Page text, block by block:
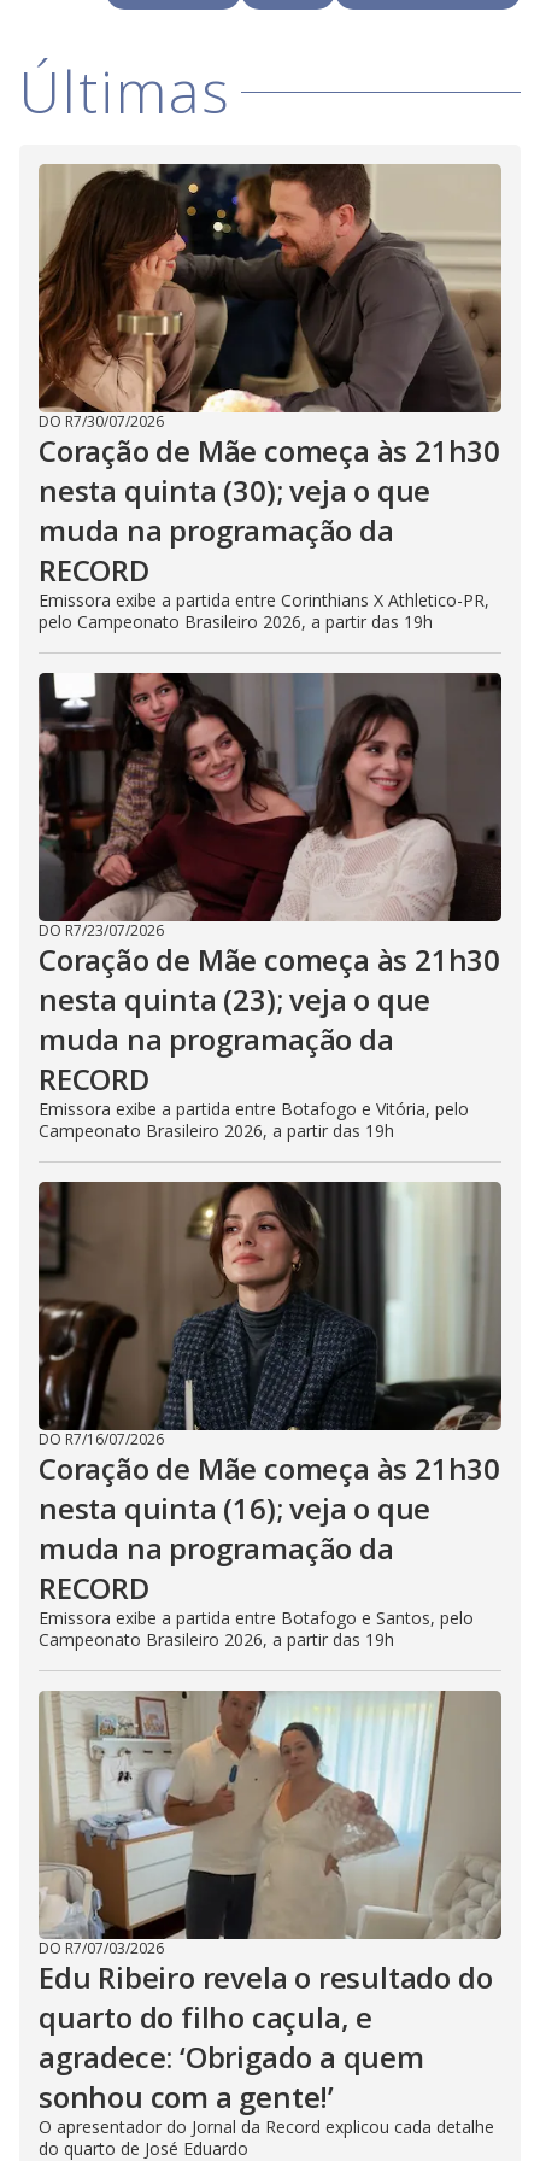
e
o
Últimas
DO R7/30/07/2026
Coração de Mãe começa às 21h30
nesta quinta (30); veja o que
muda na programação da
RECORD
Emissora exibe a partida entre Corinthians X Athletico-PR,
pelo Campeonato Brasileiro 2026, a partir das 19h
DO R7/23/07/2026
Coração de Mãe começa às 21h30
nesta quinta (23); veja o que
muda na programação da
RECORD
Emissora exibe a partida entre Botafogo e Vitória, pelo
Campeonato Brasileiro 2026, a partir das 19h
DO R7/16/07/2026
Coração de Mãe começa às 21h30
nesta quinta (16); veja o que
muda na programação da
RECORD
Emissora exibe a partida entre Botafogo e Santos, pelo
Campeonato Brasileiro 2026, a partir das 19h
DO R7/07/03/2026
Edu Ribeiro revela o resultado do
quarto do filho caçula, e
agradece: ‘Obrigado a quem
sonhou com a gente!’
O apresentador do Jornal da Record explicou cada detalhe
do quarto de José Eduardo